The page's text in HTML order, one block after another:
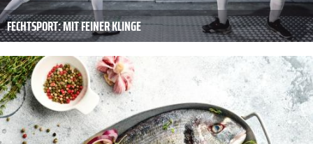
FECHTSPORT: MIT FEINER KLINGE